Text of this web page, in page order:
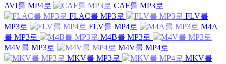
AVI를 MP4로
CAF를 MP3로
FLAC를 MP3로
FLV를
MP3로
FLV를 MP4로
M4A
를 MP3로
M4B를 MP3로
M4V를 MP3로
M4V를 MP4로
MKV를 MP3로
MKV를